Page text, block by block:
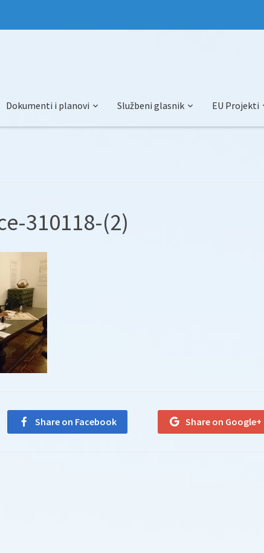
Dokumenti i planovi Službeni glasnik EU Projekti
310118-(2)
Share on Facebook Share on Google+